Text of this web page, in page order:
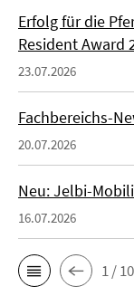
Erfolg für die
Resident Award
23.07.2026
Fachbereichs-
20.07.2026
Neu: Jelbi-
16.07.2026
1 / 10